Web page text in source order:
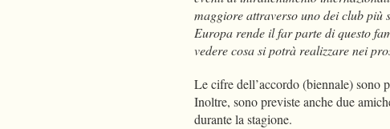
maggiore attraverso uno dei club più
Europa rende il far parte di questo
vedere cosa si potrà realizzare nei
Le cifre dell’accordo (biennale) sono
Inoltre, sono previste anche due
durante la stagione.